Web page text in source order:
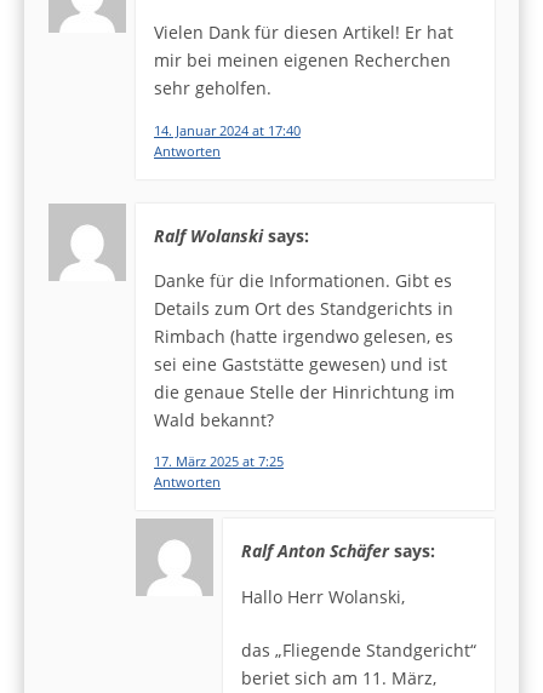
Vielen Dank für diesen Artikel! Er hat
mir bei meinen eigenen Recherchen
sehr geholfen.
14. Januar 2024 at 17:40
Antworten
Ralf Wolanski says:
Danke für die Informationen. Gibt es
Details zum Ort des Standgerichts in
Rimbach (hatte irgendwo gelesen, es
sei eine Gaststätte gewesen) und ist
die genaue Stelle der Hinrichtung im
Wald bekannt?
17. März 2025 at 7:25
Antworten
Ralf Anton Schäfer says:
Hallo Herr Wolanski,
das „Fliegende Standgericht“
beriet sich am 11. März,